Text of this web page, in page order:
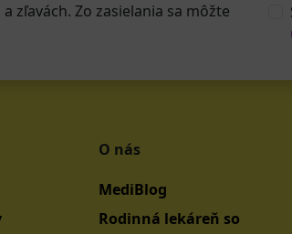
zľavách. Zo zasielania sa môžte
O nás
MediBlog
Rodinná lekáreň so